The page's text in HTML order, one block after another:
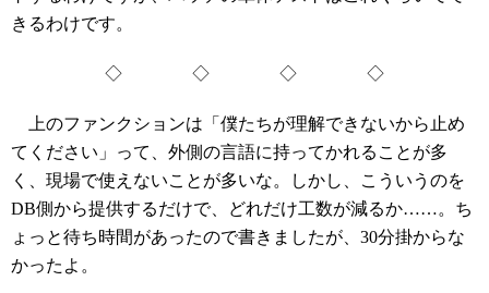
きるわけです。
◇ ◇ ◇ ◇
上のファンクションは「僕たちが理解できないから止め
てください」って、外側の言語に持ってかれることが多
く、現場で使えないことが多いな。しかし、こういうのを
DB側から提供するだけで、どれだけ工数が減るか……。ち
ょっと待ち時間があったので書きましたが、30分掛からな
かったよ。